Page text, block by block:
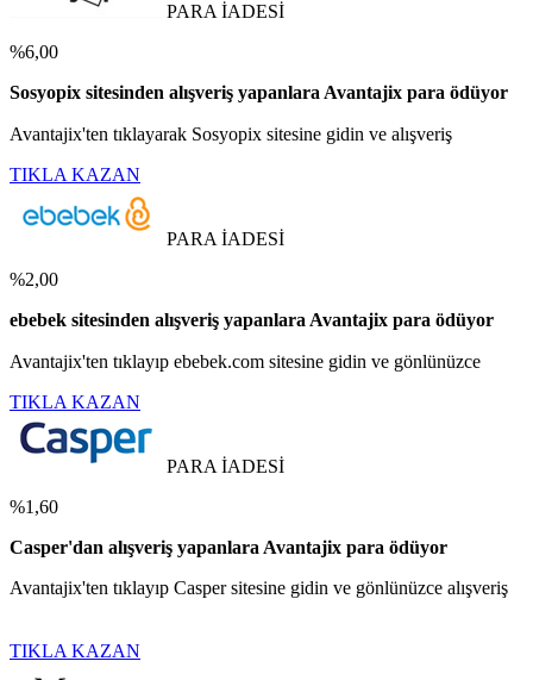
PARA İADESİ
%6,00
Sosyopix sitesinden alışveriş yapanlara Avantajix para ödüyor
Avantajix'ten tıklayarak Sosyopix sitesine gidin ve alışveriş
TIKLA KAZAN
PARA İADESİ
%2,00
ebebek sitesinden alışveriş yapanlara Avantajix para ödüyor
Avantajix'ten tıklayıp ebebek.com sitesine gidin ve gönlünüzce
TIKLA KAZAN
PARA İADESİ
%1,60
Casper'dan alışveriş yapanlara Avantajix para ödüyor
Avantajix'ten tıklayıp Casper sitesine gidin ve gönlünüzce alışveriş
TIKLA KAZAN